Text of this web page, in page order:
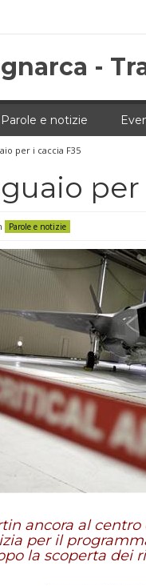
-
Parole e notizie
per i caccia F35
Parole e notizie
ancora al
per il
la scoperta